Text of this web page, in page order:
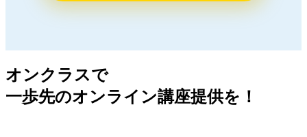
オンクラスで
一歩先のオンライン講座提供を！